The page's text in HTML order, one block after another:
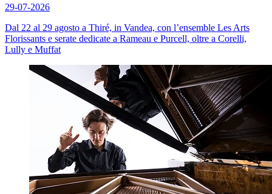
29-07-2026
Dal 22 al 29 agosto a Thiré, in Vandea, con l’ensemble Les Arts
Florissants e serate dedicate a Rameau e Purcell, oltre a Corelli,
Lully e Muffat